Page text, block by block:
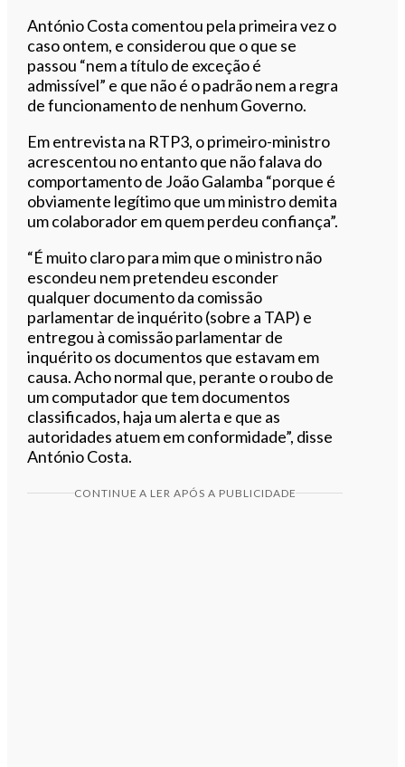
António Costa comentou pela primeira vez o
caso ontem, e considerou que o que se
passou “nem a título de exceção é
admissível” e que não é o padrão nem a regra
de funcionamento de nenhum Governo.
Em entrevista na RTP3, o primeiro-ministro
acrescentou no entanto que não falava do
comportamento de João Galamba “porque é
obviamente legítimo que um ministro demita
um colaborador em quem perdeu confiança”.
“É muito claro para mim que o ministro não
escondeu nem pretendeu esconder
qualquer documento da comissão
parlamentar de inquérito (sobre a TAP) e
entregou à comissão parlamentar de
inquérito os documentos que estavam em
causa. Acho normal que, perante o roubo de
um computador que tem documentos
classificados, haja um alerta e que as
autoridades atuem em conformidade”, disse
António Costa.
CONTINUE A LER APÓS A PUBLICIDADE